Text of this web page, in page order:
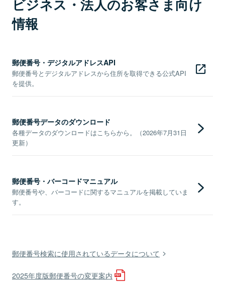
ビジネス・法人のお客さま向け
情報
郵便番号・デジタルアドレスAPI
郵便番号とデジタルアドレスから住所を取得できる公式API
を提供。
郵便番号データのダウンロード
各種データのダウンロードはこちらから。（2026年7月31日
更新）
郵便番号・バーコードマニュアル
郵便番号や、バーコードに関するマニュアルを掲載していま
す。
郵便番号検索に使用されているデータについて
2025年度版郵便番号の変更案内